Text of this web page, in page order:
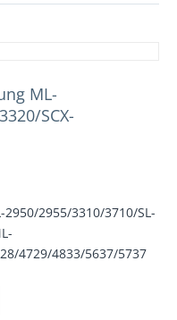
ML-
SCX-
2955/3310/3710/SL-
4729/4833/5637/5737